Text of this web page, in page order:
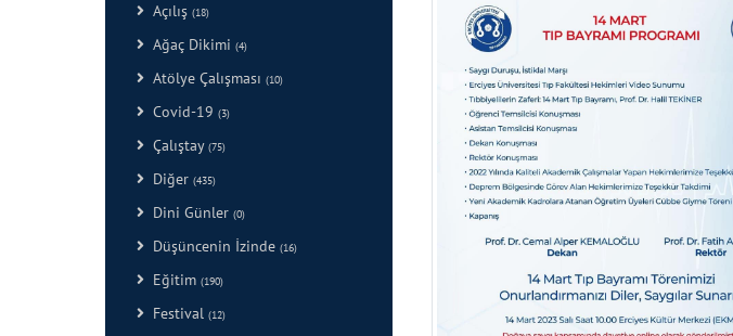
Açılış (18)
Ağaç Dikimi (4)
Atölye Çalışması (10)
Covid-19 (3)
Çalıştay (75)
Diğer (435)
Dini Günler (0)
Düşüncenin İzinde (16)
Eğitim (190)
Festival (12)